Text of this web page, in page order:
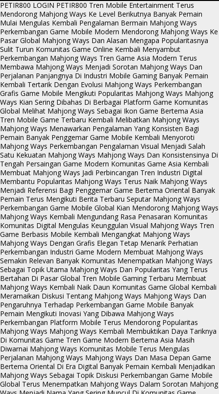
PETIR800 LOGIN PETIR800 Tren Mobile Entertainment Terus
Mendorong Mahjong Ways Ke Level Berikutnya Banyak Pemain
Mulai Mengulas Kembali Pengalaman Bermain Mahjong Ways
Perkembangan Game Mobile Modern Mendorong Mahjong Ways Ke
Pasar Global Mahjong Ways Dan Alasan Mengapa Popularitasnya
Sulit Turun Komunitas Game Online Kembali Menyambut
Perkembangan Mahjong Ways Tren Game Asia Modern Terus
Membawa Mahjong Ways Menjadi Sorotan Mahjong Ways Dan
Perjalanan Panjangnya Di Industri Mobile Gaming Banyak Pemain
Kembali Tertarik Dengan Evolusi Mahjong Ways Perkembangan
Grafis Game Mobile Mengikuti Popularitas Mahjong Ways Mahjong
Ways Kian Sering Dibahas Di Berbagai Platform Game Komunitas
Global Melihat Mahjong Ways Sebagai Ikon Game Bertema Asia
Tren Mobile Game Terbaru Kembali Melibatkan Mahjong Ways
Mahjong Ways Menawarkan Pengalaman Yang Konsisten Bagi
Pemain Banyak Penggemar Game Mobile Kembali Menyoroti
Mahjong Ways Perkembangan Pengalaman Visual Menjadi Salah
Satu Kekuatan Mahjong Ways Mahjong Ways Dan Konsistensinya Di
Tengah Persaingan Game Modern Komunitas Game Asia Kembali
Membuat Mahjong Ways Jadi Perbincangan Tren Industri Digital
Membantu Popularitas Mahjong Ways Terus Naik Mahjong Ways
Menjadi Referensi Bagi Penggemar Game Bertema Oriental Banyak
Pemain Terus Mengikuti Berita Terbaru Seputar Mahjong Ways
Perkembangan Game Mobile Global Kian Mendorong Mahjong Ways
Mahjong Ways Kembali Mengundang Rasa Penasaran Komunitas
Komunitas Digital Mengulas Keunggulan Visual Mahjong Ways Tren
Game Berbasis Mobile Kembali Mengangkat Mahjong Ways
Mahjong Ways Dengan Grafis Elegan Tetap Menarik Perhatian
Perkembangan Industri Game Modern Membuat Mahjong Ways
Semakin Relevan Banyak Komunitas Menempatkan Mahjong Ways
Sebagai Topik Utama Mahjong Ways Dan Popularitas Yang Terus
Bertahan Di Pasar Global Tren Mobile Gaming Terbaru Membuat
Mahjong Ways Kembali Naik Daun Komunitas Game Global Kembali
Meramaikan Diskusi Tentang Mahjong Ways Mahjong Ways Dan
Pengaruhnya Terhadap Perkembangan Game Mobile Banyak
Pemain Mengikuti Inovasi Yang Dibawa Mahjong Ways
Perkembangan Platform Mobile Terus Mendorong Popularitas
Mahjong Ways Mahjong Ways Kembali Membuktikan Daya Tariknya
Di Komunitas Game Tren Game Modern Bertema Asia Masih
Diwarnai Mahjong Ways Komunitas Mobile Terus Mengulas
Perjalanan Mahjong Ways Mahjong Ways Dan Masa Depan Game
Bertema Oriental Di Era Digital Banyak Pemain Kembali Menjadikan
Mahjong Ways Sebagai Topik Diskusi Perkembangan Game Mobile
Global Terus Menempatkan Mahjong Ways Dalam Sorotan Mahjong